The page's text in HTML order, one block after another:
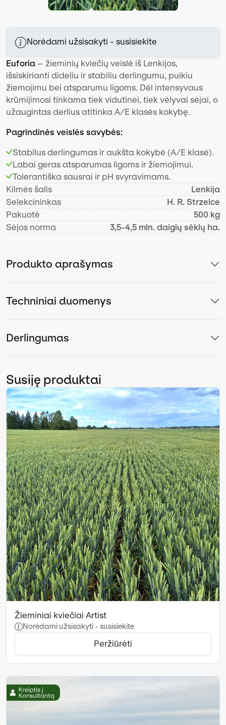
Norėdami užsisakyti - susisiekite
Euforia – žieminių kviečių veislė iš Lenkijos,
išsiskirianti dideliu ir stabiliu derlingumu, puikiu
žiemojimu bei atsparumu ligoms. Dėl intensyvaus
krūmijimosi tinkama tiek vidutinei, tiek vėlyvai sėjai, o
užaugintas derlius atitinka A/E klasės kokybę.
Pagrindinės veislės savybės:
Stabilus derlingumas ir aukšta kokybė (A/E klasė).
Labai geras atsparumas ligoms ir žiemojimui.
Tolerantiška sausrai ir pH svyravimams.
Kilmės šalis
Lenkija
Selekcininkas
H. R. Strzelce
Pakuotė
500 kg
Sėjos norma
3,5-4,5 mln. daigių sėklų ha.
Produkto aprašymas
Techniniai duomenys
Derlingumas
Susiję produktai
Žieminiai kviečiai Artist
Norėdami užsisakyti - susisiekite
Peržiūrėti